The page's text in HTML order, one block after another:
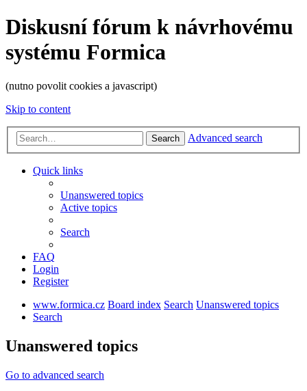
Diskusní fórum k návrhovému
systému Formica
(nutno povolit cookies a javascript)
Skip to content
Search Advanced search
Quick links
Unanswered topics
Active topics
Search
FAQ
Login
Register
www.formica.cz Board index Search Unanswered topics
Search
Unanswered topics
Go to advanced search